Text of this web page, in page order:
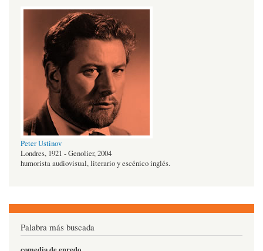
Peter Ustinov
Londres, 1921 - Genolier, 2004
humorista audiovisual, literario y escénico inglés.
Palabra más buscada